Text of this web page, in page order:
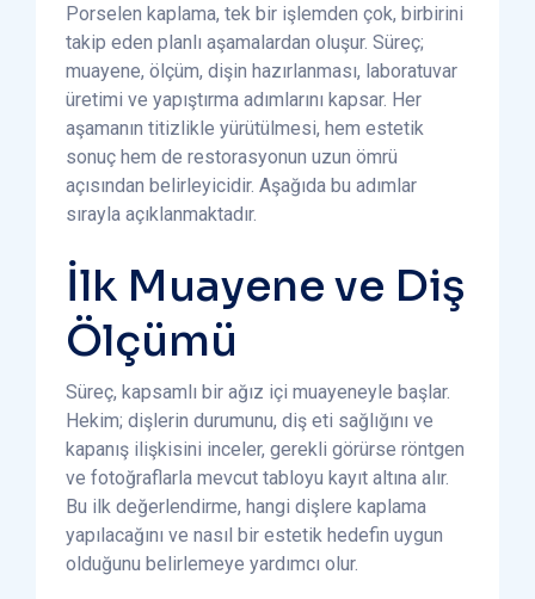
Porselen kaplama, tek bir işlemden çok, birbirini
takip eden planlı aşamalardan oluşur. Süreç;
muayene, ölçüm, dişin hazırlanması, laboratuvar
üretimi ve yapıştırma adımlarını kapsar. Her
aşamanın titizlikle yürütülmesi, hem estetik
sonuç hem de restorasyonun uzun ömrü
açısından belirleyicidir. Aşağıda bu adımlar
sırayla açıklanmaktadır.
İlk Muayene ve Diş
Ölçümü
Süreç, kapsamlı bir ağız içi muayeneyle başlar.
Hekim; dişlerin durumunu, diş eti sağlığını ve
kapanış ilişkisini inceler, gerekli görürse röntgen
ve fotoğraflarla mevcut tabloyu kayıt altına alır.
Bu ilk değerlendirme, hangi dişlere kaplama
yapılacağını ve nasıl bir estetik hedefin uygun
olduğunu belirlemeye yardımcı olur.